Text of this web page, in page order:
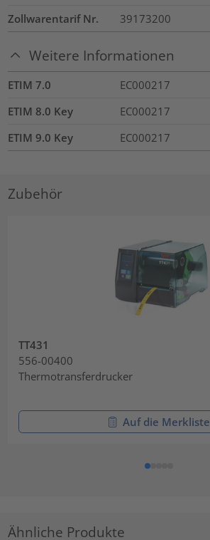
Zollwarentarif Nr. 39173200
Weitere Informationen
ETIM 7.0
EC000217
ETIM 8.0 Key
EC000217
ETIM 9.0 Key
EC000217
Zubehör
TT431
556-00400
Thermotransferdrucker
Auf die Merkliste
Ähnliche Produkte